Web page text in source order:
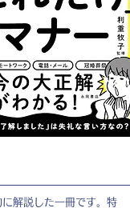
解説した一冊です。特